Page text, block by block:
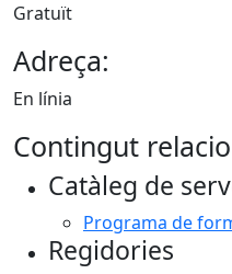
Gratuït
Adreça:
En línia
Contingut
Catàleg de
Programa de
Regidories